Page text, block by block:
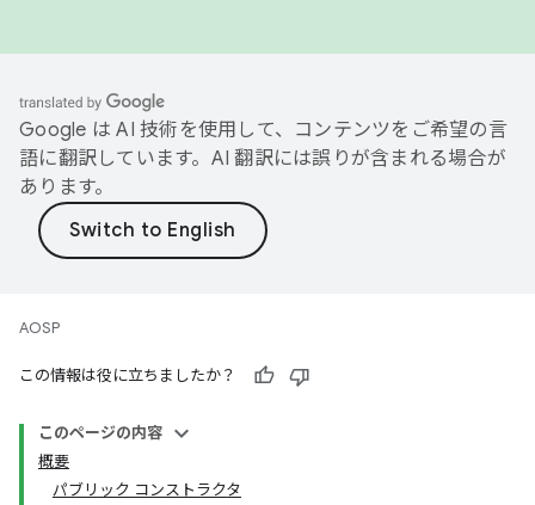
Google は AI 技術を使用して、コンテンツをご希望の言
語に翻訳しています。AI 翻訳には誤りが含まれる場合が
あります。
AOSP
この情報は役に立ちましたか？
このページの内容
概要
パブリック コンストラクタ